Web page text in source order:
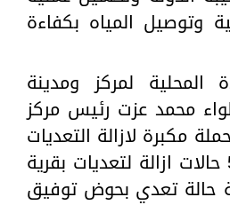
وتوصيل المياه بكفاءة
لمركز ومدينة
محمد عزت رئيس مركز
مكبرة لازالة التعديات
اسفرت عن تنفيذ 5 حالات ازالة لتعديات بقرية
حالة تعدي بحوض توفيق